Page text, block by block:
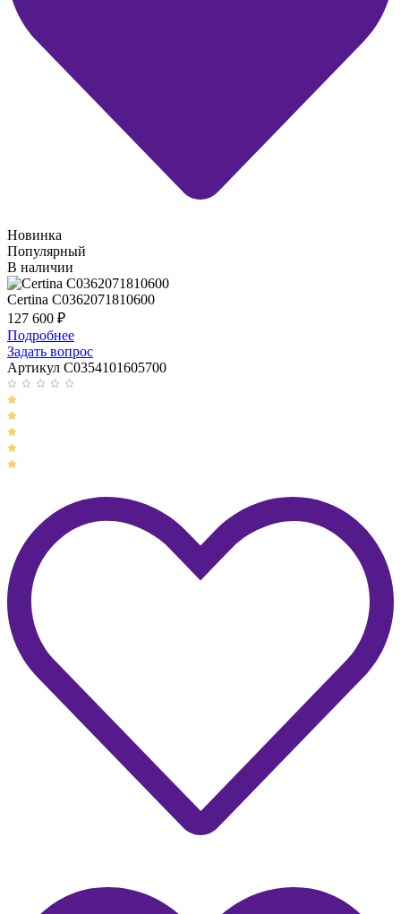
Новинка
Популярный
В наличии
Certina C0362071810600
127 600 ₽
Подробнее
Задать вопрос
Артикул C0354101605700